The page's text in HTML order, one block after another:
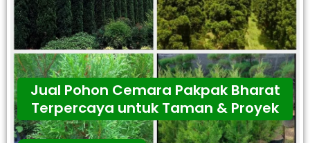
Jual Pohon Cemara Pakpak Bharat
Terpercaya untuk Taman & Proyek